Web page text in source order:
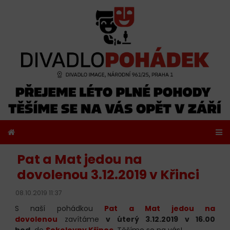
Pat a Mat jedou na
dovolenou 3.12.2019 v Křinci
08.10.2019 11:37
S naší pohádkou Pat a Mat jedou na
dovolenou zavítáme v úterý 3.12.2019 v 16.00